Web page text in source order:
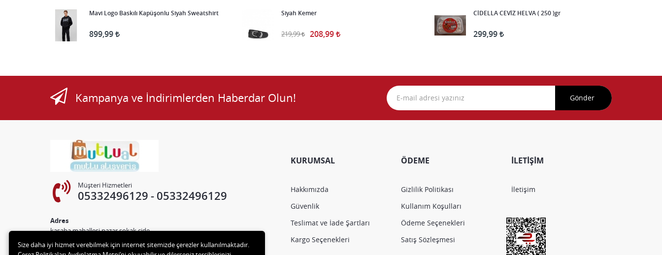
Mavi Logo Baskılı Kapüşonlu Siyah Sweatshirt
899,99
Siyah Kemer
219,99 208,99
CİDELLA CEVİZ HELVA ( 250 )gr
299,99
Kampanya ve İndirimlerden Haberdar Olun! Gönder
Müşteri Hizmetleri
05332496129 05332496129
Adres
kasaba mahallesi pazar sokak cide
KURUMSAL
Hakkımızda
Güvenlik
Teslimat ve İade Şartları
Kargo Seçenekleri
ÖDEME
Gizlilik Politikası
Kullanım Koşulları
Ödeme Seçenekleri
Satış Sözleşmesi
İLETİŞİM
İletişim
Size daha iyi hizmet verebilmek için internet sitemizde çerezler kullanılmaktadır.